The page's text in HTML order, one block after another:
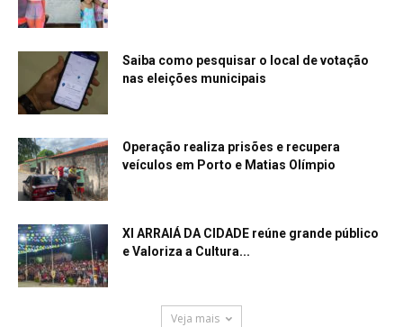
Saiba como pesquisar o local de votação
nas eleições municipais
Operação realiza prisões e recupera
veículos em Porto e Matias Olímpio
XI ARRAIÁ DA CIDADE reúne grande público
e Valoriza a Cultura...
Veja mais